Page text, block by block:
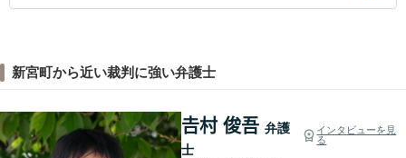
新宮町から近い裁判に強い弁護士
𠮷村 俊吾 弁護
士
インタビューを見
る